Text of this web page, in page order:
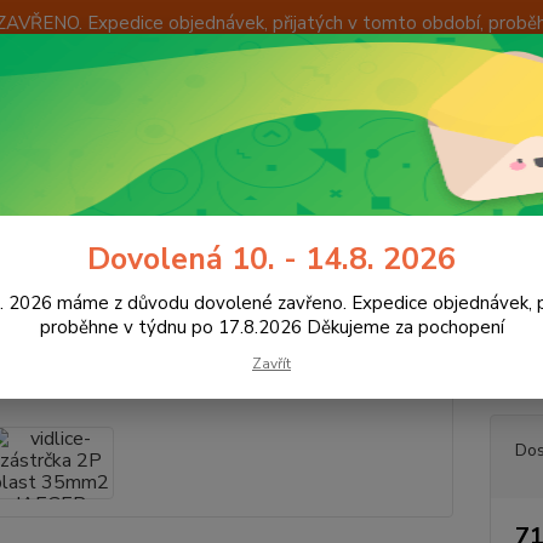
Expedice objednávek, přijatých v tomto období,
OKAMŽITÁ VÝMĚNA ZBOŽÍ
Hledat 8:00 -
Zástrčky, zásuvky ostatní vidlice-zástrčka 2P plast
zástrčka 2P plast 35mm2
Dovolená 10. - 14.8. 2026
2026 máme z důvodu dovolené zavřeno. Expedice
proběhne v týdnu po 17.8.2026 Děkujeme za pochopení
Zavřít